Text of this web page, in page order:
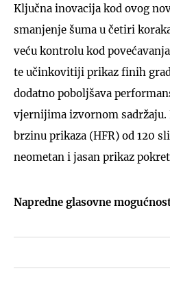
Ključna inovacija kod ovog
smanjenje šuma u četiri
veću kontrolu kod
te učinkovitiji prikaz finih
dodatno poboljšava
vjernijima izvornom sadržaju.
brzinu prikaza (HFR) od 120
neometan i jasan prikaz
Napredne glasovne